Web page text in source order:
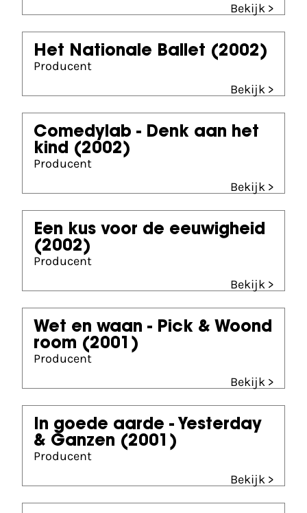
Bekijk >
Het Nationale Ballet (2002)
Producent
Bekijk >
Comedylab - Denk aan het
kind (2002)
Producent
Bekijk >
Een kus voor de eeuwigheid
(2002)
Producent
Bekijk >
Wet en waan - Pick & Woond
room (2001)
Producent
Bekijk >
In goede aarde - Yesterday
& Ganzen (2001)
Producent
Bekijk >